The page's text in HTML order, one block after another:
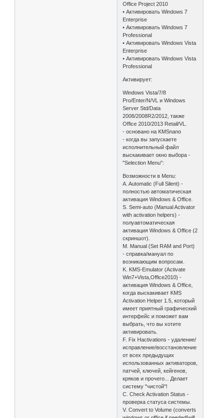
Office Project 2010
• Активировать Windows 7
Enterprise
• Активировать Windows 7
Professional
• Активировать Windows Vista
Enterprise
• Активировать Windows Vista
Professional
Активирует:
Windows Vista/7/8
Pro/Enter/N/VL и Windows
Server Std/Data
2008/2008R2/2012, также
Office 2010/2013 Retail/VL.
- основано на KMSnano
- когда вы запускаете
исполнительный файл
выскакивает окно выбора -
"Selection Menu":
Возможности в Menu:
A. Automatic (Full Silent) -
полностью автоматическая
активация Windows & Office.
S. Semi-auto (Manual Activator
with activation helpers) -
полуавтоматическая
активация Windows & Office (2
скриншот).
M. Manual (Set RAM and Port)
- справка/мануал по
возникающим вопросам.
K. KMS-Emulator (Activate
Win7+Vista,Office2010) -
активация Windows & Office,
когда выскакивает KMS
Activation Helper 1.5, который
имеет приятный графический
интерфейс и поможет вам
выбрать, что вы хотите
активировать.
F. Fix Hactivations - удаление/
исправление/восстановление
от всех предыдущих
использованных активаторов,
патчей, ключей, кейгенов,
кряков и прочего... Делает
систему "чистой"!
C. Check Activation Status -
проверка статуса системы.
V. Convert to Volume (converts